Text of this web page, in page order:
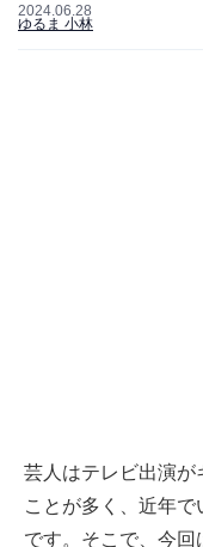
2024.06.28
ゆるま 小林
芸人はテレビ出演が
ことが多く、近年
です。そこで、今